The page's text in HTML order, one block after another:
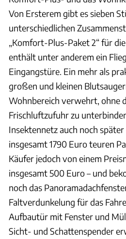
Von Ersterem gibt es sieben
unterschiedlichen
„Komfort-Plus-Paket 2“ für
enthält unter anderem ein
Eingangstüre. Ein mehr als
großen und kleinen
Wohnbereich verwehrt, ohne
Frischluftzufuhr zu
Insektennetz auch noch
insgesamt 1790 Euro teuren
Käufer jedoch von einem
insgesamt 500 Euro – und
noch das
Faltverdunkelung für das
Aufbautür mit Fenster und
Sicht- und Schattenspender